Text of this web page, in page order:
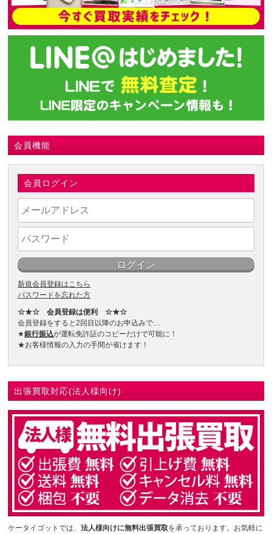
会員機能
会員ログイン
新規会員登録はこちら
パスワードを忘れた方
☆★☆ 会員登録は便利 ☆★☆
会員登録をすると2回目以降のお申込みで…
★銀行振込が運転免許証のコピーだけで可能に！
★お客様情報の入力の手間が省けます！
出張買取対応(法人様向け)
ケータイゴットでは、法人様向けに無料出張買取を承っております。お気軽に